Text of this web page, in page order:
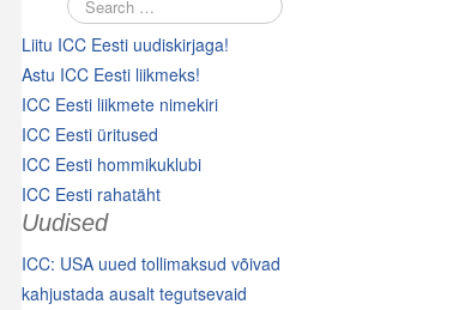
Liitu ICC Eesti uudiskirjaga!
Astu ICC Eesti liikmeks!
ICC Eesti liikmete nimekiri
ICC Eesti üritused
ICC Eesti hommikuklubi
ICC Eesti rahatäht
Uudised
ICC: USA uued tollimaksud võivad
kahjustada ausalt tegutsevaid